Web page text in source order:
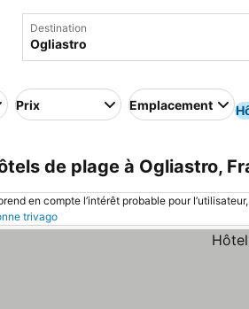
Destination
Prix Emplacement
de plage à Ogliastro,
en compte l’intérêt probable pour
trivago